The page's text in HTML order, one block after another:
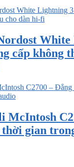
cấp không
McIntosh
gian